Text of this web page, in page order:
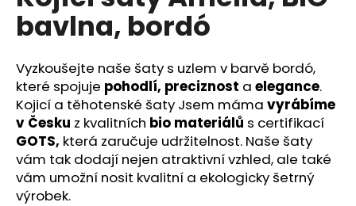
0,0
hvězdiček.
bavlna, bordó
Vyzkoušejte naše šaty s uzlem v barvě bordó,
které spojuje pohodlí, preciznost a elegance.
Kojicí a těhotenské šaty Jsem máma vyrábíme
v Česku z kvalitních bio materiálů s certifikací
GOTS, která zaručuje udržitelnost. Naše šaty
vám tak dodají nejen atraktivní vzhled, ale také
vám umožní nosit kvalitní a ekologicky šetrný
výrobek.
u
j
m
e